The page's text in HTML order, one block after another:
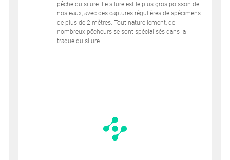
pêche du silure. Le silure est le plus gros poisson de
nos eaux, avec des captures régulières de spécimens
de plus de 2 mètres. Tout naturellement, de
nombreux pêcheurs se sont spécialisés dans la
traque du silure....